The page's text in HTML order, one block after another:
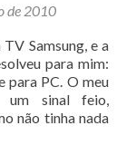
de 2010
Samsung, e a
para mim:
para PC. O meu
um sinal feio,
não tinha nada